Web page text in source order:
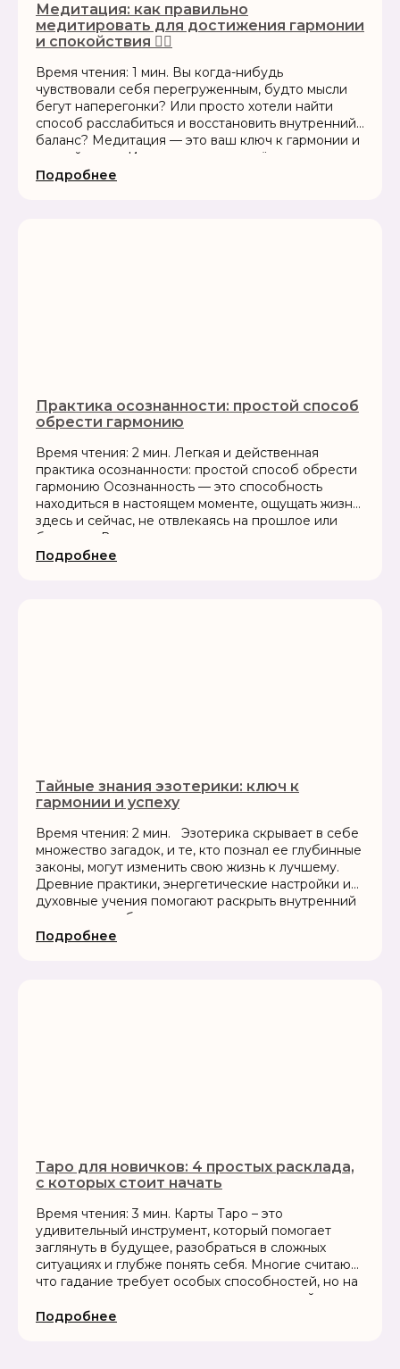
Медитация: как правильно
медитировать для достижения гармонии
и спокойствия 🧘‍♂️
Время чтения: 1 мин. Вы когда-нибудь
чувствовали себя перегруженным, будто мысли
бегут наперегонки? Или просто хотели найти
способ расслабиться и восстановить внутренний
баланс? Медитация — это ваш ключ к гармонии и
спокойствию. И самое приятное: её может...
Подробнее
Практика осознанности: простой способ
обрести гармонию
Время чтения: 2 мин. Легкая и действенная
практика осознанности: простой способ обрести
гармонию Осознанность — это способность
находиться в настоящем моменте, ощущать жизнь
здесь и сейчас, не отвлекаясь на прошлое или
будущее. В современном мире мы часто...
Подробнее
Тайные знания эзотерики: ключ к
гармонии и успеху
Время чтения: 2 мин. Эзотерика скрывает в себе
множество загадок, и те, кто познал ее глубинные
законы, могут изменить свою жизнь к лучшему.
Древние практики, энергетические настройки и
духовные учения помогают раскрыть внутренний
потенциал, избавиться от...
Подробнее
Таро для новичков: 4 простых расклада,
с которых стоит начать
Время чтения: 3 мин. Карты Таро – это
удивительный инструмент, который помогает
заглянуть в будущее, разобраться в сложных
ситуациях и глубже понять себя. Многие считают,
что гадание требует особых способностей, но на
самом деле освоить основы может каждый....
Подробнее